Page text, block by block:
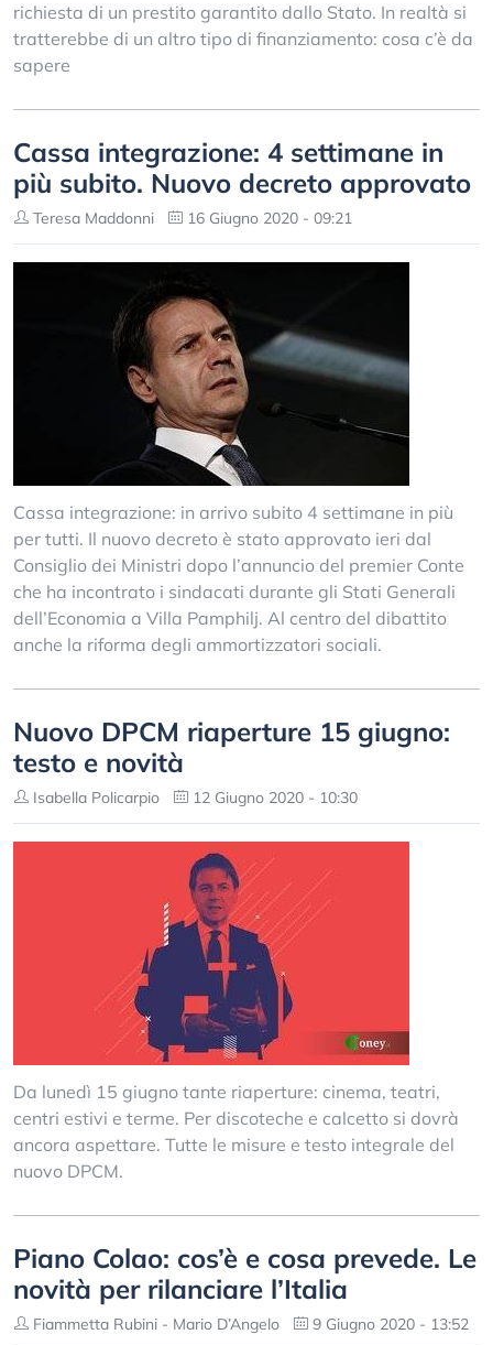
richiesta di un prestito garantito dallo Stato. In realtà si
tratterebbe di un altro tipo di finanziamento: cosa c’è da
sapere
Cassa integrazione: 4 settimane in
più subito. Nuovo decreto approvato
Teresa Maddonni 16 Giugno 2020 - 09:21
Cassa integrazione: in arrivo subito 4 settimane in più
per tutti. Il nuovo decreto è stato approvato ieri dal
Consiglio dei Ministri dopo l’annuncio del premier Conte
che ha incontrato i sindacati durante gli Stati Generali
dell’Economia a Villa Pamphilj. Al centro del dibattito
anche la riforma degli ammortizzatori sociali.
Nuovo DPCM riaperture 15 giugno:
testo e novità
Isabella Policarpio 12 Giugno 2020 - 10:30
Da lunedì 15 giugno tante riaperture: cinema, teatri,
centri estivi e terme. Per discoteche e calcetto si dovrà
ancora aspettare. Tutte le misure e testo integrale del
nuovo DPCM.
Piano Colao: cos’è e cosa prevede. Le
novità per rilanciare l’Italia
Fiammetta Rubini - Mario D’Angelo 9 Giugno 2020 - 13:52